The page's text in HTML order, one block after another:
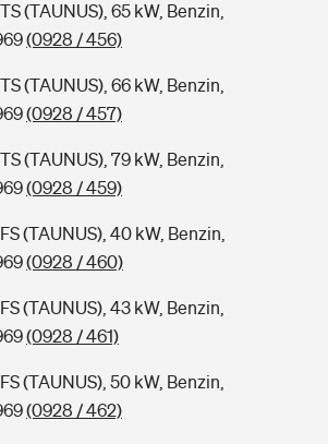
(TAUNUS), 65 kW, Benzin,
(0928 / 456)
(TAUNUS), 66 kW, Benzin,
(0928 / 457)
(TAUNUS), 79 kW, Benzin,
(0928 / 459)
(TAUNUS), 40 kW, Benzin,
(0928 / 460)
(TAUNUS), 43 kW, Benzin,
(0928 / 461)
(TAUNUS), 50 kW, Benzin,
(0928 / 462)